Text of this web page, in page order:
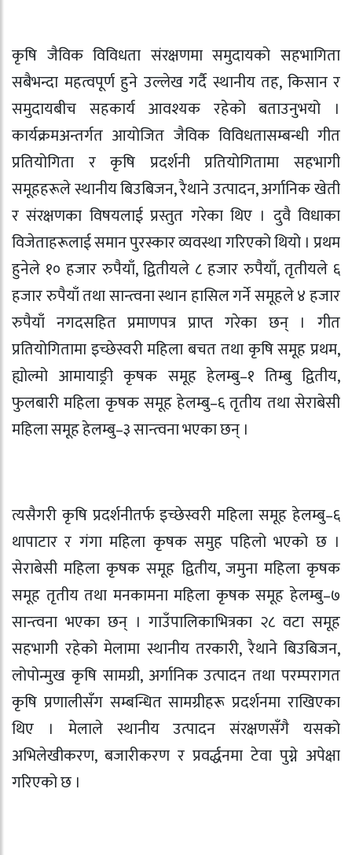
कृषि जैविक विविधता संरक्षणमा समुदायको सहभागिता
सबैभन्दा महत्वपूर्ण हुने उल्लेख गर्दै स्थानीय तह, किसान र
समुदायबीच सहकार्य आवश्यक रहेको बताउनुभयो ।
कार्यक्रमअन्तर्गत आयोजित जैविक विविधतासम्बन्धी गीत
प्रतियोगिता र कृषि प्रदर्शनी प्रतियोगितामा सहभागी
समूहहरूले स्थानीय बिउबिजन, रैथाने उत्पादन, अर्गानिक खेती
र संरक्षणका विषयलाई प्रस्तुत गरेका थिए । दुवै विधाका
विजेताहरूलाई समान पुरस्कार व्यवस्था गरिएको थियो । प्रथम
हुनेले १० हजार रुपैयाँ, द्वितीयले ८ हजार रुपैयाँ, तृतीयले ६
हजार रुपैयाँ तथा सान्त्वना स्थान हासिल गर्ने समूहले ४ हजार
रुपैयाँ नगदसहित प्रमाणपत्र प्राप्त गरेका छन् । गीत
प्रतियोगितामा इच्छेस्वरी महिला बचत तथा कृषि समूह प्रथम,
ह्योल्मो आमायाङ्री कृषक समूह हेलम्बु–१ तिम्बु द्वितीय,
फुलबारी महिला कृषक समूह हेलम्बु–६ तृतीय तथा सेराबेसी
महिला समूह हेलम्बु–३ सान्त्वना भएका छन् ।
त्यसैगरी कृषि प्रदर्शनीतर्फ इच्छेस्वरी महिला समूह हेलम्बु–६
थापाटार र गंगा महिला कृषक समुह पहिलो भएको छ ।
सेराबेसी महिला कृषक समूह द्वितीय, जमुना महिला कृषक
समूह तृतीय तथा मनकामना महिला कृषक समूह हेलम्बु–७
सान्त्वना भएका छन् । गाउँपालिकाभित्रका २८ वटा समूह
सहभागी रहेको मेलामा स्थानीय तरकारी, रैथाने बिउबिजन,
लोपोन्मुख कृषि सामग्री, अर्गानिक उत्पादन तथा परम्परागत
कृषि प्रणालीसँग सम्बन्धित सामग्रीहरू प्रदर्शनमा राखिएका
थिए । मेलाले स्थानीय उत्पादन संरक्षणसँगै यसको
अभिलेखीकरण, बजारीकरण र प्रवर्द्धनमा टेवा पुग्ने अपेक्षा
गरिएको छ ।